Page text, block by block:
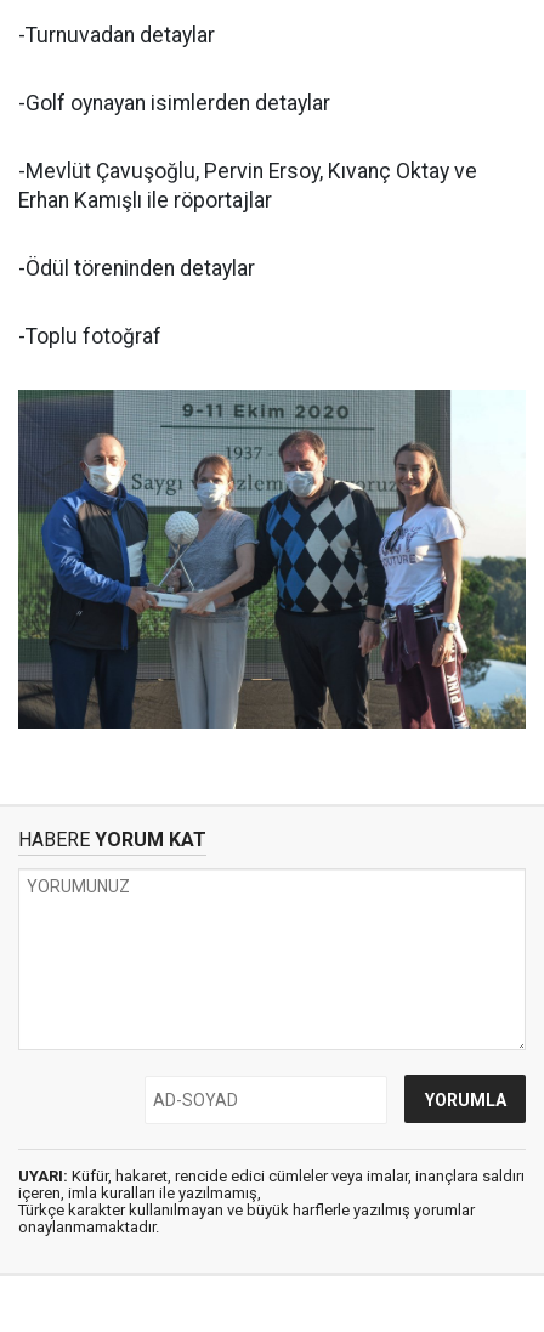
-Turnuvadan detaylar
-Golf oynayan isimlerden detaylar
-Mevlüt Çavuşoğlu, Pervin Ersoy, Kıvanç Oktay ve
Erhan Kamışlı ile röportajlar
-Ödül töreninden detaylar
-Toplu fotoğraf
HABERE YORUM KAT
UYARI: Küfür, hakaret, rencide edici cümleler veya imalar, inançlara saldırı
içeren, imla kuralları ile yazılmamış,
Türkçe karakter kullanılmayan ve büyük harflerle yazılmış yorumlar
onaylanmamaktadır.